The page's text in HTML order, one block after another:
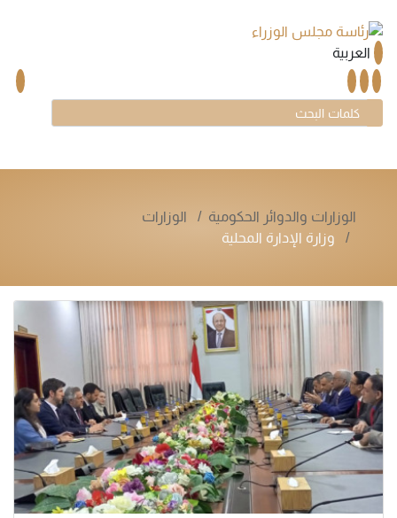
العربية
الوزارات والدوائر الحكومية
الوزارات
وزارة الإدارة المحلية